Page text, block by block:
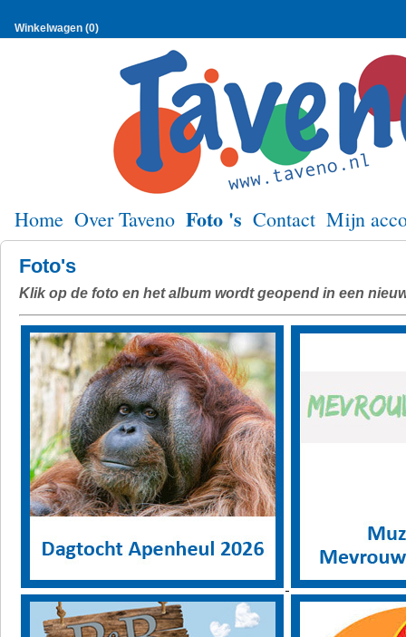
Winkelwagen (0)
Home Over Taveno Foto 's Contact Mijn
Foto's
Klik op de foto en het album wordt geopend in een